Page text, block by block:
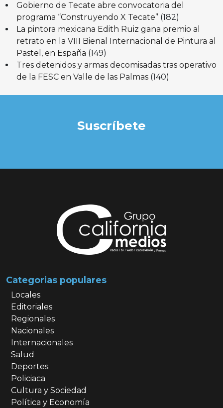
Gobierno de Tecate abre convocatoria del
programa “Construyendo X Tecate” (182)
La pintora mexicana Edith Ruiz gana premio al
retrato en la VIII Bienal Internacional de Pintura al
Pastel, en España (149)
Tres detenidos y armas decomisadas tras operativo
de la FESC en Valle de las Palmas (140)
Suscríbete
Categorias populares
Locales
Editoriales
Regionales
Nacionales
Internacionales
Salud
Deportes
Policiaca
Cultura y Sociedad
Política y Economía